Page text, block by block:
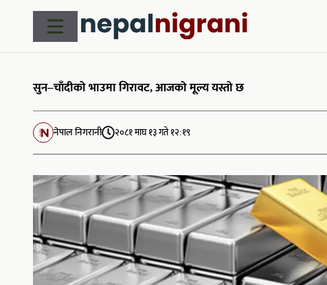
content
सुन–चाँदीको भाउमा गिरावट, आजको मूल्य यस्तो छ
नेपाल निगरानी २०८१ माघ १३ गते १२:१९